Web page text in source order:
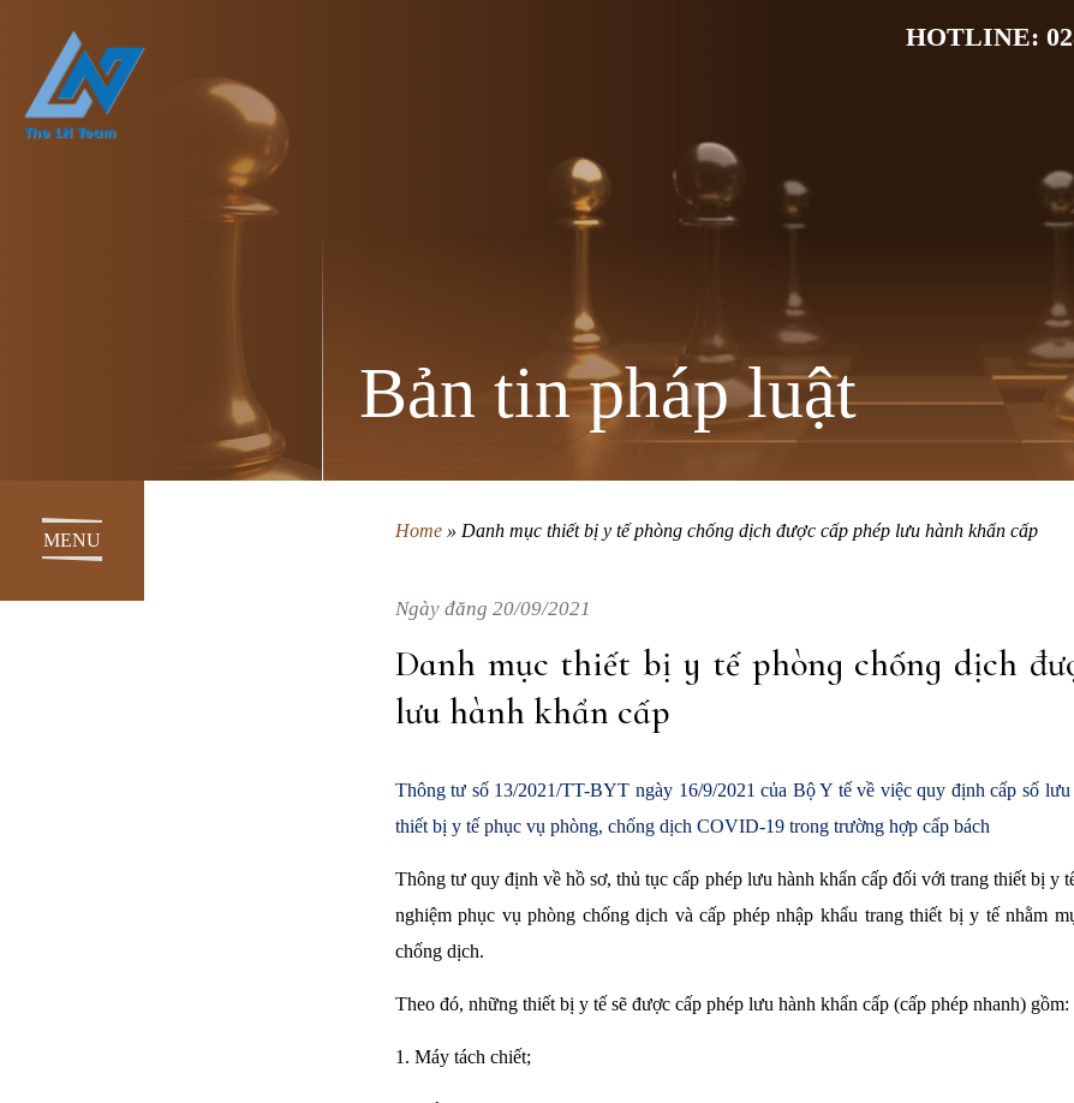
HOTLINE:
Bản tin pháp luật
MENU Home» Danh mục thiết bị y tế phòng chống dịch được cấp phép lưu hành khẩn cấp
Ngày đăng 20/09/2021
Danh mục thiết bị y tế phòng chống dịch
lưu hành khẩn cấp
Thông tư số 13/2021/TT-BYT ngày 16/9/2021 của Bộ Y tế về việc quy định cấp số lưu
thiết bị y tế phục vụ phòng, chống dịch COVID-19 trong trường hợp cấp bách
Thông tư quy định về hồ sơ, thủ tục cấp phép lưu hành khẩn cấp đối với trang thiết bị y
nghiệm phục vụ phòng chống dịch và cấp phép nhập khẩu trang thiết bị y tế nhằm
chống dịch.
Theo đó, những thiết bị y tế sẽ được cấp phép lưu hành khẩn cấp (cấp phép nhanh) gồm:
1. Máy tách chiết;